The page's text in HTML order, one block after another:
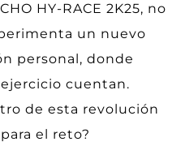
HY-RACE 2K25, no
un nuevo
personal, donde
cuentan.
de esta revolución
el reto?